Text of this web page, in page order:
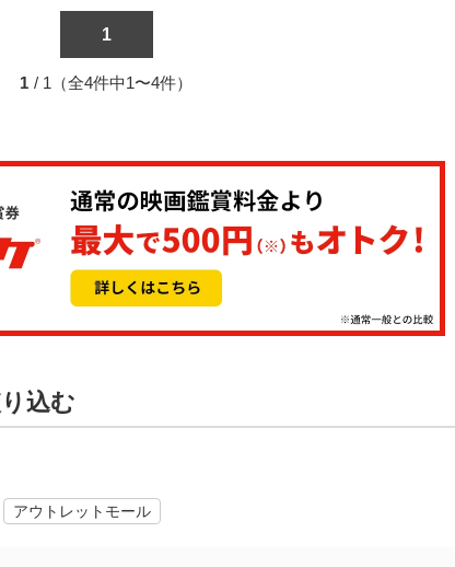
1
1 / 1（全4件中1〜4件）
込む
アウトレットモール